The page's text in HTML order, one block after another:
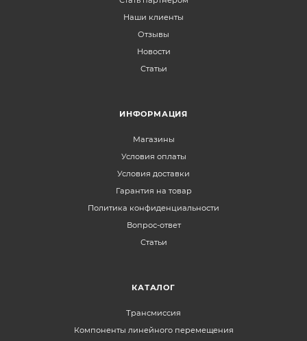
Наши клиенты
Отзывы
Новости
Статьи
ИНФОРМАЦИЯ
Магазины
Условия оплаты
Условия доставки
Гарантия на товар
Политика конфиденциальности
Вопрос-ответ
Статьи
КАТАЛОГ
Трансмиссия
Компоненты линейного перемещения